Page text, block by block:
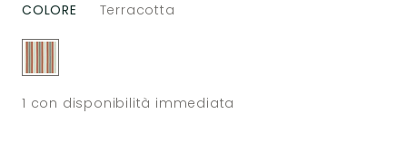
COLORE Terracotta
1 con disponibilità immediata